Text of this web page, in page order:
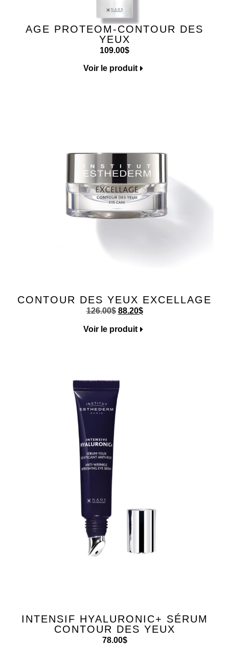
AGE PROTEOM-CONTOUR DES
YEUX
109.00$
Voir le produit
CONTOUR DES YEUX EXCELLAGE
126.00$ 88.20$
Voir le produit
INTENSIF HYALURONIC+ SÉRUM
CONTOUR DES YEUX
78.00$